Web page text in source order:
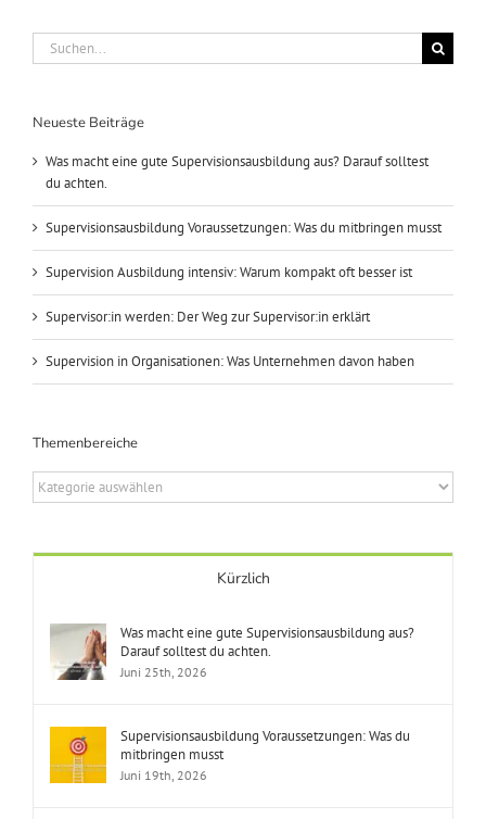
Suche
nach:
Neueste Beiträge
Was macht eine gute Supervisionsausbildung aus? Darauf solltest
du achten.
Supervisionsausbildung Voraussetzungen: Was du mitbringen musst
Supervision Ausbildung intensiv: Warum kompakt oft besser ist
Supervisor:in werden: Der Weg zur Supervisor:in erklärt
Supervision in Organisationen: Was Unternehmen davon haben
Themenbereiche
Themenbereiche
Kürzlich
Was macht eine gute Supervisionsausbildung aus?
Darauf solltest du achten.
Juni 25th, 2026
Supervisionsausbildung Voraussetzungen: Was du
mitbringen musst
Juni 19th, 2026